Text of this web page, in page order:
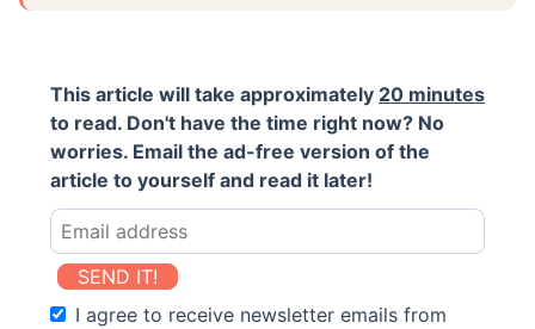
This article will take approximately 20 minutes
to read. Don't have the time right now? No
worries. Email the ad-free version of the
article to yourself and read it later!
SEND IT!
I agree to receive newsletter emails from